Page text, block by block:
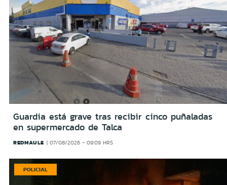
Guardia está grave tras recibir cinco puñaladas
en supermercado de Talca
REDMAULE 07/08/2026 - 09:09 HRS
POLICIAL